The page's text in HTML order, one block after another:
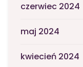
czerwiec 2024
maj 2024
kwiecień 2024